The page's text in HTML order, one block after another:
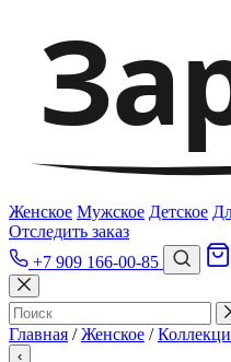
Женское Мужское Детское
Отследить заказ
+7 909 166-00-85
Главная / Женское /
‹